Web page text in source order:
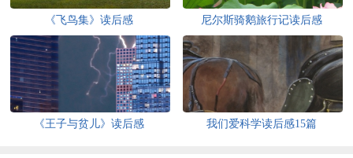
《飞鸟集》读后感 尼尔斯骑鹅旅行记读后感
《王子与贫儿》读后感 我们爱科学读后感15篇